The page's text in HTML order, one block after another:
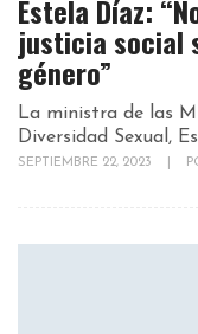
Estela Díaz:
justicia social
género”
La ministra de las
Diversidad Sexual,
SEPTIEMBRE 22, 2023